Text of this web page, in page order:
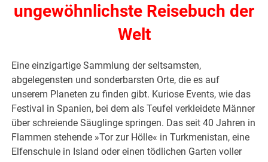
ungewöhnlichste Reisebuch der
Welt
Eine einzigartige Sammlung der seltsamsten,
abgelegensten und sonderbarsten Orte, die es auf
unserem Planeten zu finden gibt. Kuriose Events, wie das
Festival in Spanien, bei dem als Teufel verkleidete Männer
über schreiende Säuglinge springen. Das seit 40 Jahren in
Flammen stehende »Tor zur Hölle« in Turkmenistan, eine
Elfenschule in Island oder einen tödlichen Garten voller